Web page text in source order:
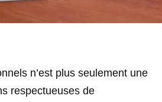
n’est plus seulement une
respectueuses de